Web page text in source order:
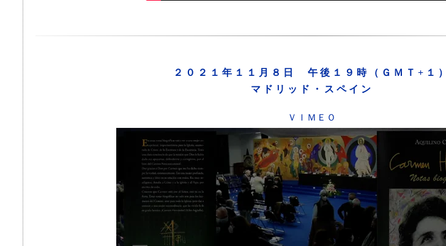
２０２１年１１月８日 午後１９時（ＧＭＴ+１）
マドリッド・スペイン
ＶＩＭＥＯ